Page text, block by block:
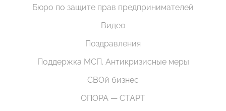
Бюро по защите прав предпринимателей
Видео
Поздравления
Поддержка МСП. Антикризисные меры
СВОй бизнес
ОПОРА — СТАРТ